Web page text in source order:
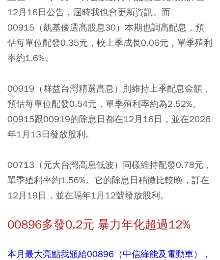
12月16日公告，屆時我也會更新資訊。而
00915（凱基優選高股息30）本期也調高配息，預
估每單位配發0.35元，較上季成長0.06元，單季殖利
率約1.6%。
00919（群益台灣精選高息）則維持上季配息金額，
預估每單位配發0.54元，單季殖利率約為2.52%。
00915跟00919的除息日都在12月16日，並在2026
年1月13日發放股利。
00713（元大台灣高息低波）同樣維持配發0.78元，
單季殖利率約1.56%。它的除息日稍微比較晚，訂在
12月19日，並在隔年1月12號發放股利。
00896多發0.2元 暴力年化超過12%
本月最大亮點我頒給00896（中信綠能及電動車），